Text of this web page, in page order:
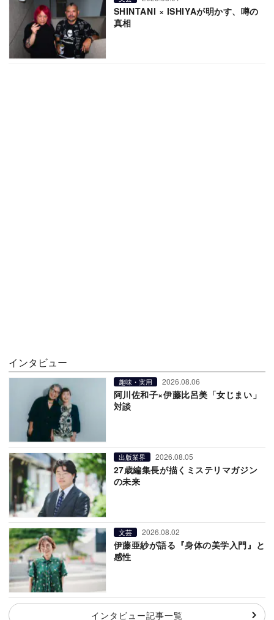
SHINTANI × ISHIYAが明かす、噂の
真相
インタビュー
趣味・実用 2026.08.06
阿川佐和子×伊藤比呂美「女じまい」
対談
出版業界 2026.08.05
27歳編集長が描くミステリマガジン
の未来
文芸 2026.08.02
伊藤亜紗が語る『身体の美学入門』と
感性
インタビュー記事一覧